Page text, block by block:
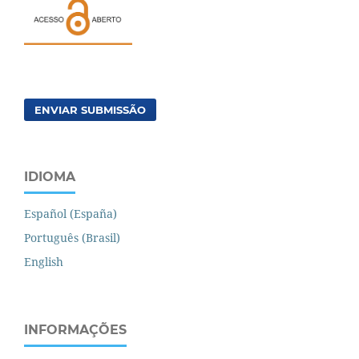
ENVIAR SUBMISSÃO
IDIOMA
Español (España)
Português (Brasil)
English
INFORMAÇÕES